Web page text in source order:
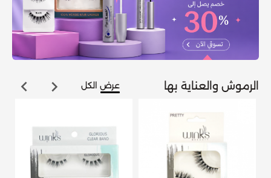
الرموش والعناية بها عرض الكل